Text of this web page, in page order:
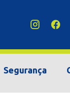
Segurança